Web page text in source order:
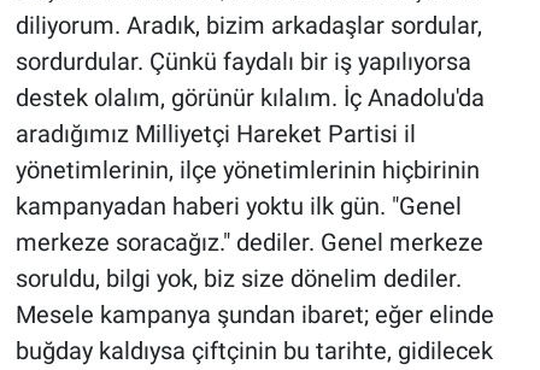
diliyorum. Aradık, bizim arkadaşlar sordular,
sordurdular. Çünkü faydalı bir iş yapılıyorsa
destek olalım, görünür kılalım. İç Anadolu'da
aradığımız Milliyetçi Hareket Partisi il
yönetimlerinin, ilçe yönetimlerinin hiçbirinin
kampanyadan haberi yoktu ilk gün. "Genel
merkeze soracağız." dediler. Genel merkeze
soruldu, bilgi yok, biz size dönelim dediler.
Mesele kampanya şundan ibaret; eğer elinde
buğday kaldıysa çiftçinin bu tarihte, gidilecek